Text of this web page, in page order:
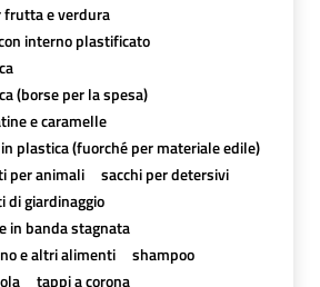
frutta e verdura
interno plastificato
(borse per la spesa)
e caramelle
plastica (fuorché per materiale edile)
per animali
sacchi per detersivi
di giardinaggio
in banda stagnata
e altri alimenti
shampoo
tappi a corona